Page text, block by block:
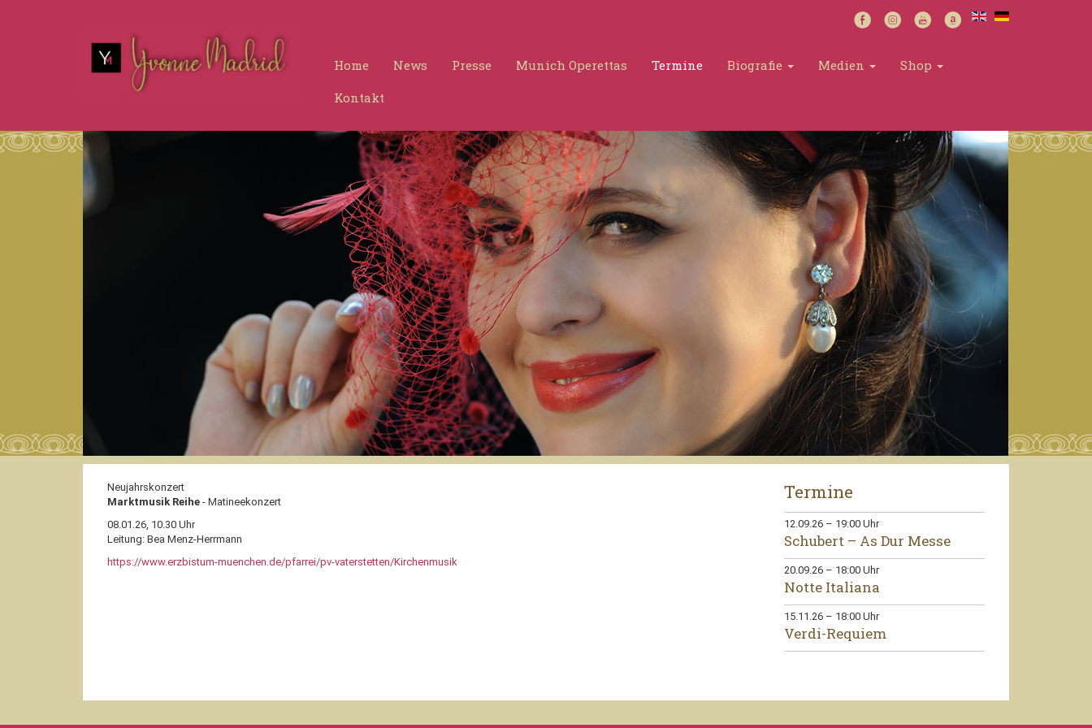
Home News Presse Munich Operettas Termine Biografie Medien
Shop
Kontakt
Neujahrskonzert
Marktmusik Reihe - Matineekonzert
08.01.26, 10.30 Uhr
Leitung: Bea Menz-Herrmann
https://www.erzbistum-muenchen.de/pfarrei/pv-vaterstetten/Kirchenmusik
Termine
12.09.26– 19:00Uhr
Schubert – As Dur Messe
20.09.26– 18:00Uhr
Notte Italiana
15.11.26– 18:00Uhr
Verdi-Requiem